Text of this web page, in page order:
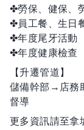
✤勞保、健保、
✤員工餐、生日
✤年度尾牙活動
✤年度健康檢查
【升遷管道】
儲備幹部→店
督導
更多資訊請至拿